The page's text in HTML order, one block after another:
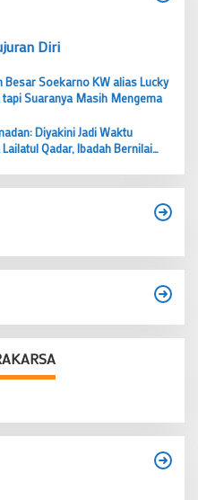
Diri
Besar Soekarno KW alias Lucky
tapi Suaranya Masih Mengema
Diyakini Jadi Waktu
Qadar, Ibadah Bernilai